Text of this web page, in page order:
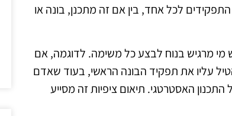
לכל אחד, בין אם זה מתכנן, בונה או
מרגיש בנוח לבצע כל משימה. לדוגמה, אם
עליו את תפקיד הבונה הראשי, בעוד שאדם
האסטרטגי. תיאום ציפיות זה מסייע